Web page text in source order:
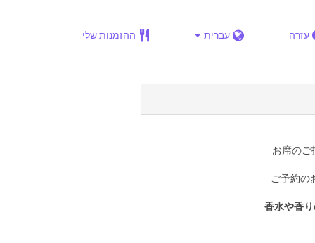
עזרה עברית ההזמנות שלי
▶お席の
▶ご予約
※香水や香